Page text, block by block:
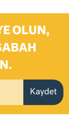
OLUN,
Kaydet